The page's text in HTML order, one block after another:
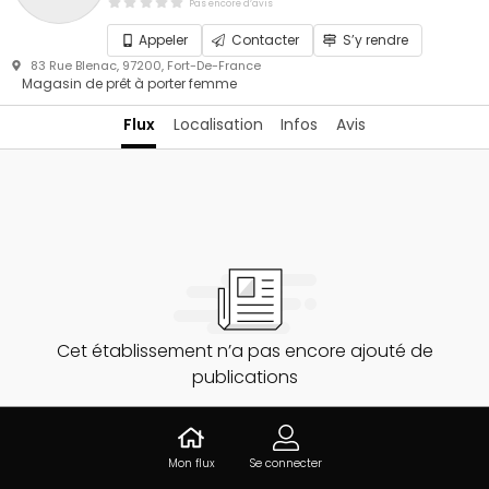
Pas encore d’avis
Appeler Contacter S’y rendre
83 Rue Blenac, 97200, Fort-De-France
Magasin de prêt à porter femme
Flux Localisation Infos Avis
Cet établissement n’a pas encore ajouté de
publications
Mon flux Se connecter